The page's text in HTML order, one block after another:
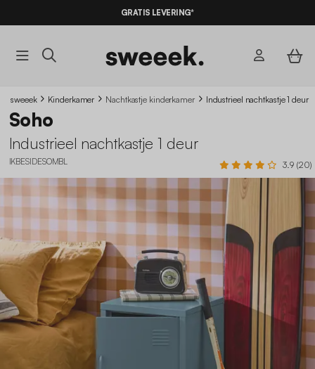
GRATIS LEVERING*
sweeek Kinderkamer Nachtkastje kinderkamer Industrieel nachtkastje 1 deur
Soho
Industrieel nachtkastje 1 deur
IKBESIDESOMBL 3.9 (20)